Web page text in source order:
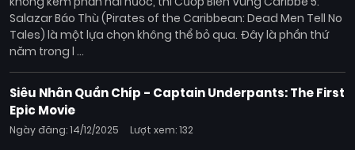
Salazar Báo Thù (Pirates of the Caribbean: Dead Men Tell No
Tales) là một lựa chọn không thể bỏ qua. Đây là phần thứ
năm trong l ...
Siêu Nhân Quần Chíp - Captain Underpants: The First
Epic Movie
Ngày đăng: 14/12/2025 Lượt xem: 132